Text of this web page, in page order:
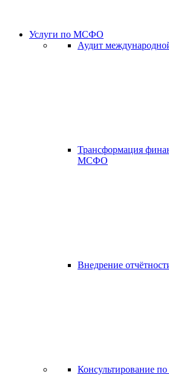
Услуги по МСФО
Аудит
Трансформация
МСФО
Внедрение
Консультирование